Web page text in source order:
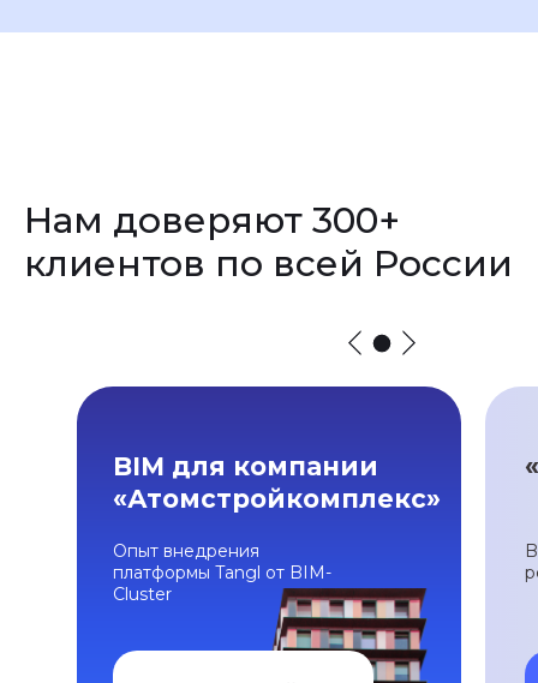
Нам доверяют 300+
клиентов по всей России
BIM для компании
«Атомстройкомплекс»
Опыт внедрения
платформы Tangl от BIM-
Cluster
«